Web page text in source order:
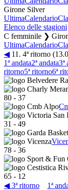
Girone Silver
UltimaCalendario
Elenco delle stagioni
C femminile ❯
UltimaCalendario
◀11. 4ª ritorno
1ª andata2ª andata3ª
ritorno5ª ritorno6ª
80 - 37
31 - 49
78 - 36
65 - 12
◀ 3ª ritorno
1ª